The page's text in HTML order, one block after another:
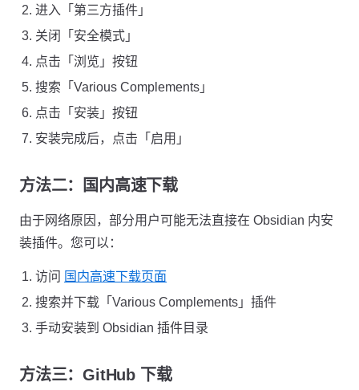
进入「第三方插件」
关闭「安全模式」
点击「浏览」按钮
搜索「Various Complements」
点击「安装」按钮
安装完成后，点击「启用」
方法二：国内高速下载
由于网络原因，部分用户可能无法直接在 Obsidian 内安
装插件。您可以：
访问 国内高速下载页面
搜索并下载「Various Complements」插件
手动安装到 Obsidian 插件目录
方法三：GitHub 下载